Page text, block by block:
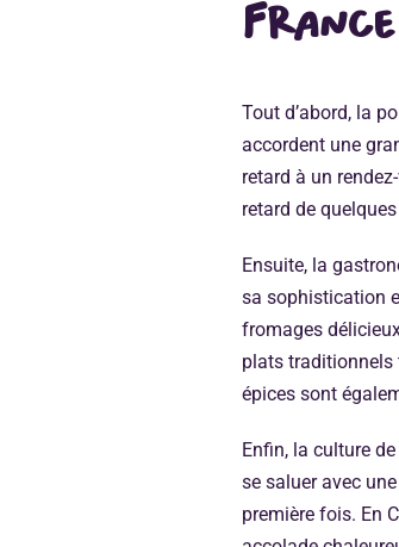
Tout d’abord, la
accordent une
retard à un
retard de
Ensuite, la
sa sophistication
fromages
plats traditionnels
épices sont
Enfin, la culture
se saluer avec
première fois. En